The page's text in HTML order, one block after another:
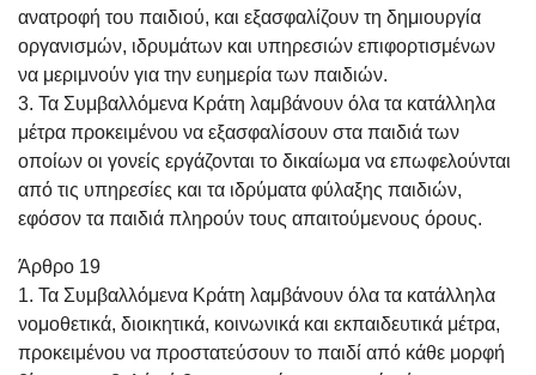
ανατροφή του παιδιού, και εξασφαλίζουν τη δημιουργία
οργανισμών, ιδρυμάτων και υπηρεσιών επιφορτισμένων
να μεριμνούν για την ευημερία των παιδιών.
3. Τα Συμβαλλόμενα Κράτη λαμβάνουν όλα τα κατάλληλα
μέτρα προκειμένου να εξασφαλίσουν στα παιδιά των
οποίων οι γονείς εργάζονται το δικαίωμα να επωφελούνται
από τις υπηρεσίες και τα ιδρύματα φύλαξης παιδιών,
εφόσον τα παιδιά πληρούν τους απαιτούμενους όρους.
Άρθρο 19
1. Τα Συμβαλλόμενα Κράτη λαμβάνουν όλα τα κατάλληλα
νομοθετικά, διοικητικά, κοινωνικά και εκπαιδευτικά μέτρα,
προκειμένου να προστατεύσουν το παιδί από κάθε μορφή